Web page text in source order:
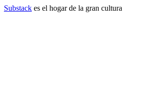
Substack es el hogar de la gran cultura